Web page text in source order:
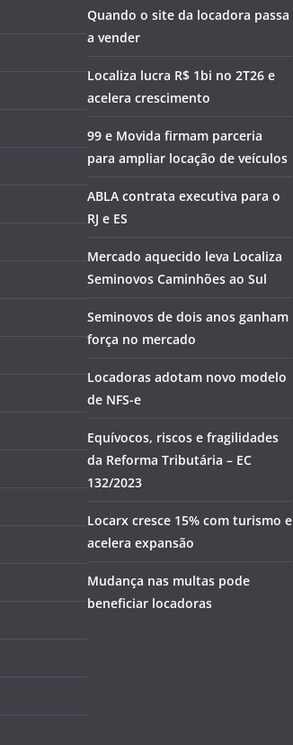
Quando o site da locadora passa
a vender
Localiza lucra R$ 1bi no 2T26 e
acelera crescimento
99 e Movida firmam parceria
para ampliar locação de veículos
ABLA contrata executiva para o
RJ e ES
Mercado aquecido leva Localiza
Seminovos Caminhões ao Sul
Seminovos de dois anos ganham
força no mercado
Locadoras adotam novo modelo
de NFS-e
Equívocos, riscos e fragilidades
da Reforma Tributária – EC
132/2023
Locarx cresce 15% com turismo e
acelera expansão
Mudança nas multas pode
beneficiar locadoras